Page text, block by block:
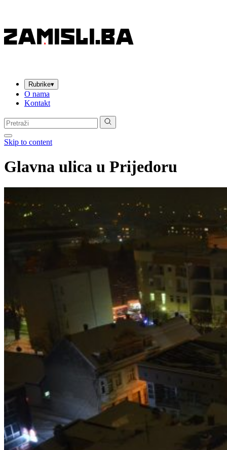
Rubrike▾
O nama
Kontakt
Pretraga:
Skip to content
Glavna ulica u Prijedoru